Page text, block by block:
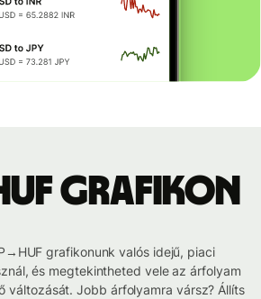
grafikon
grafikonunk valós idejű, piaci
és megtekintheted vele az árfolyam
változását. Jobb árfolyamra vársz? Állíts